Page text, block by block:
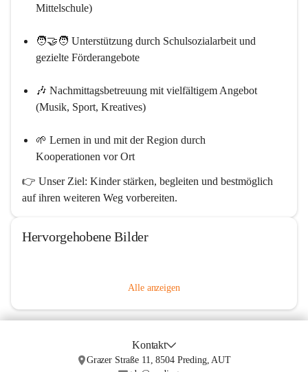
Mittelschule)
🧑‍🤝‍🧑 Unterstützung durch Schulsozialarbeit und
gezielte Förderangebote
🎶 Nachmittagsbetreuung mit vielfältigem Angebot
(Musik, Sport, Kreatives)
🌱 Lernen in und mit der Region durch
Kooperationen vor Ort
👉 Unser Ziel: Kinder stärken, begleiten und bestmöglich
auf ihren weiteren Weg vorbereiten.
Hervorgehobene Bilder
Alle anzeigen
Kontakt
Grazer Straße 11, 8504 Preding, AUT